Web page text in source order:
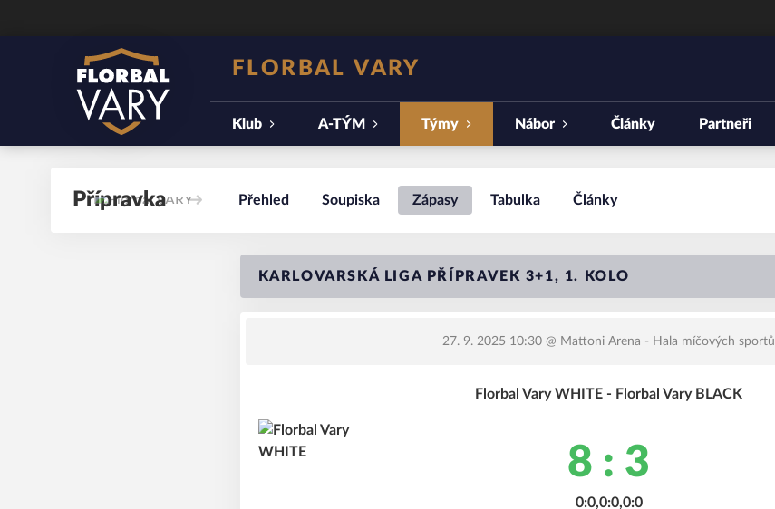
FLORBAL VARY
Klub A-TÝM Týmy Nábor Články Partneři
Přípravka Přehled Soupiska Zápasy Tabulka Články
KARLOVARSKÁ LIGA PŘÍPRAVEK 3+1, 1. KOLO
27. 9. 2025 10:30 @ Mattoni Arena - Hala míčových sportů
Florbal Vary WHITE - Florbal Vary BLACK
8 : 3
0:0,0:0,0:0